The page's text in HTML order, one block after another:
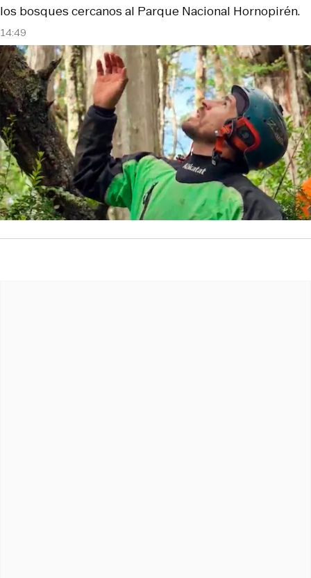
14:49
los bosques cercanos al Parque Nacional Hornopirén.